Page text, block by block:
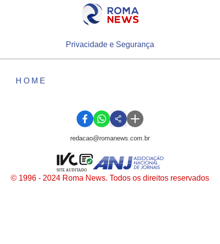
Privacidade e Segurança
HOME
redacao@romanews.com.br
© 1996 - 2024 Roma News. Todos os direitos reservados
SITE AUDITADO